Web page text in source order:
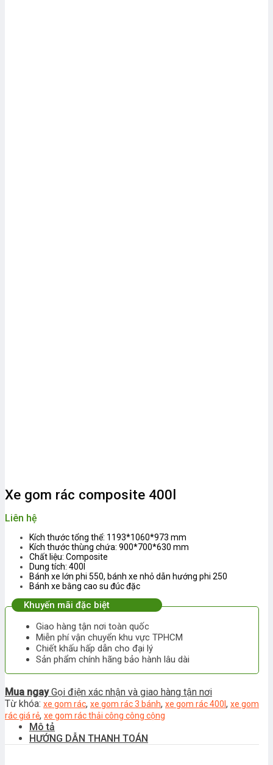
Xe gom rác composite 400l
Liên hệ
Kích thước tổng thể: 1193*1060*973 mm
Kích thước thùng chứa: 900*700*630 mm
Chất liệu: Composite
Dung tích: 400l
Bánh xe lớn phi 550, bánh xe nhỏ dẫn hướng phi 250
Bánh xe bằng cao su đúc đặc
Khuyến mãi đặc biệt
Giao hàng tận nơi toàn quốc
Miễn phí vận chuyển khu vực TPHCM
Chiết khấu hấp dẫn cho đại lý
Sản phẩm chính hãng bảo hành lâu dài
Mua ngay Gọi điện xác nhận và giao hàng tận nơi
Từ khóa: xe gom rác, xe gom rác 3 bánh, xe gom rác 400l , xe gom
rác giá rẻ, xe gom rác thải công công cộng
Mô tả
HƯỚNG DẪN THANH TOÁN